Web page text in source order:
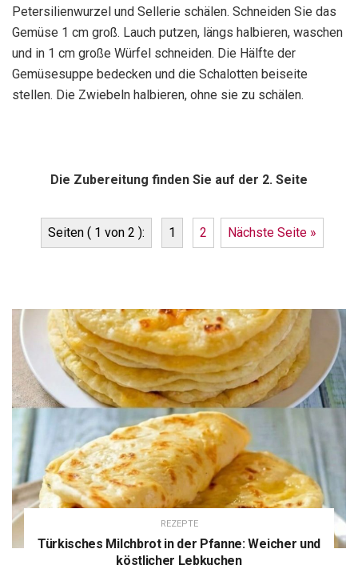
Petersilienwurzel und Sellerie schälen. Schneiden Sie das
Gemüse 1 cm groß. Lauch putzen, längs halbieren, waschen
und in 1 cm große Würfel schneiden. Die Hälfte der
Gemüsesuppe bedecken und die Schalotten beiseite
stellen. Die Zwiebeln halbieren, ohne sie zu schälen.
Die Zubereitung finden Sie auf der 2. Seite
Seiten ( 1 von 2 ): 1 2 Nächste Seite »
REZEPTE
Türkisches Milchbrot in der Pfanne: Weicher und
köstlicher Lebkuchen